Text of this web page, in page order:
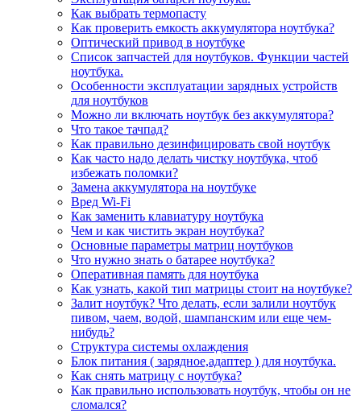
Как выбрать термопасту
Как проверить емкость аккумулятора ноутбука?
Оптический привод в ноутбуке
Список запчастей для ноутбуков. Функции частей
ноутбука.
Особенности эксплуатации зарядных устройств
для ноутбуков
Можно ли включать ноутбук без аккумулятора?
Что такое тачпад?
Как правильно дезинфицировать свой ноутбук
Как часто надо делать чистку ноутбука, чтоб
избежать поломки?
Замена аккумулятора на ноутбуке
Вред Wi-Fi
Как заменить клавиатуру ноутбука
Чем и как чистить экран ноутбука?
Основные параметры матриц ноутбуков
Что нужно знать о батарее ноутбука?
Оперативная память для ноутбука
Как узнать, какой тип матрицы стоит на ноутбуке?
Залит ноутбук? Что делать, если залили ноутбук
пивом, чаем, водой, шампанским или еще чем-
нибудь?
Структура системы охлаждения
Блок питания ( зарядное,адаптер ) для ноутбука.
Как снять матрицу с ноутбука?
Как правильно использовать ноутбук, чтобы он не
сломался?